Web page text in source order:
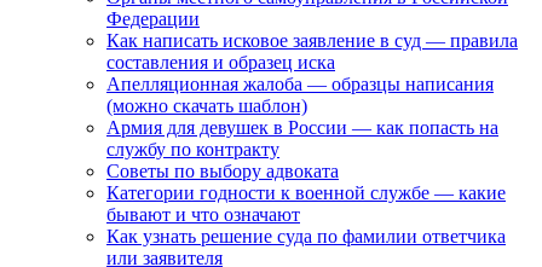
Федерации
Как написать исковое заявление в суд — правила
составления и образец иска
Апелляционная жалоба — образцы написания
(можно скачать шаблон)
Армия для девушек в России — как попасть на
службу по контракту
Советы по выбору адвоката
Категории годности к военной службе — какие
бывают и что означают
Как узнать решение суда по фамилии ответчика
или заявителя